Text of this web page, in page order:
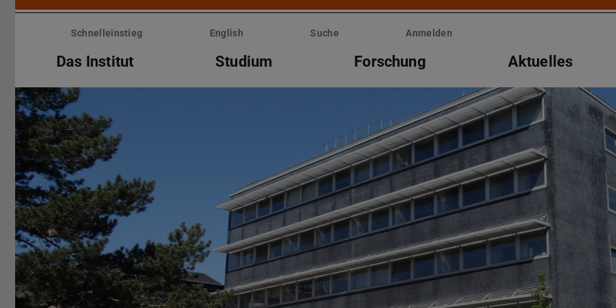
Menü
überspringenSchnelleinstieg English Suche Anmelden
Das Institut Studium Forschung Aktuelles